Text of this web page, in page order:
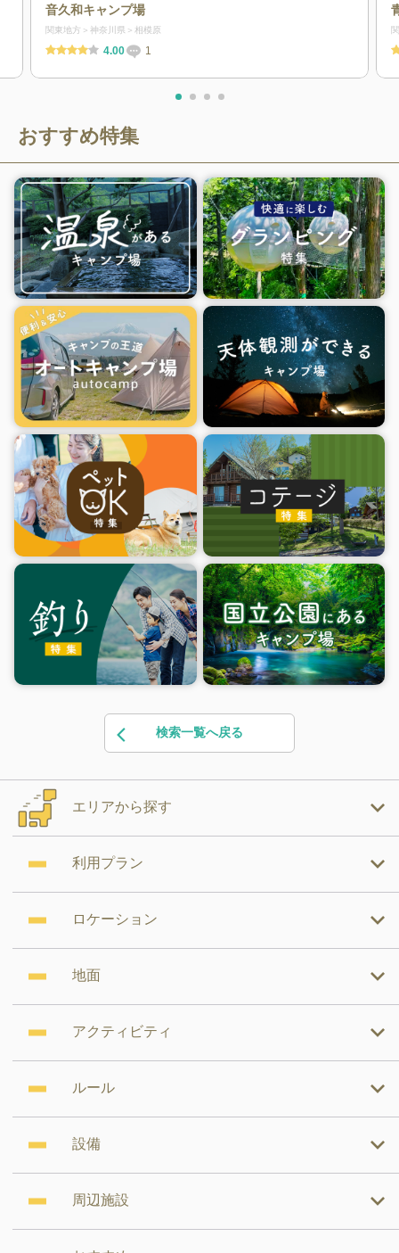
音久和キャンプ場
関東地方 神奈川県 相模原
4.00 1
おすすめ特集
検索一覧へ戻る
エリアから探す
利用プラン
ロケーション
地面
アクティビティ
ルール
設備
周辺施設